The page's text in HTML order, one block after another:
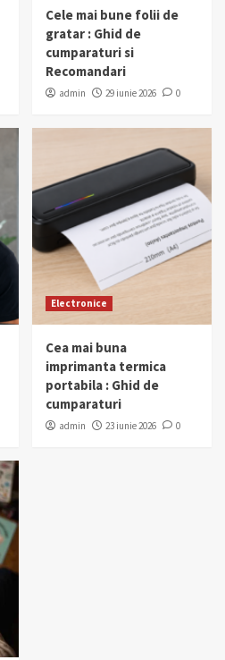
Cele mai bune folii de
gratar : Ghid de
cumparaturi si
Recomandari
admin 29 iunie 2026 0
Electronice
Cea mai buna
imprimanta termica
portabila : Ghid de
cumparaturi
admin 23 iunie 2026 0